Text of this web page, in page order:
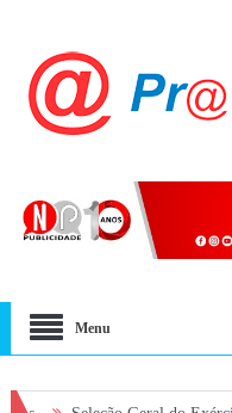
Menu